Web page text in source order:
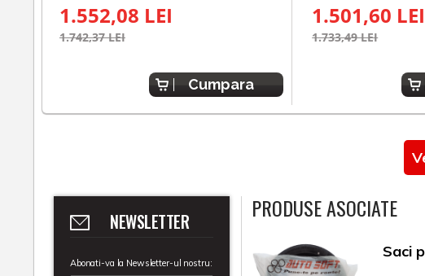
1.552,08 LEI
1.742,37 LEI
Cumpara
1.501,60 LEI
1.733,49 LEI
NEWSLETTER
Abonati-va la Newsletter-ul nostru:
PRODUSE ASOCIATE
Saci